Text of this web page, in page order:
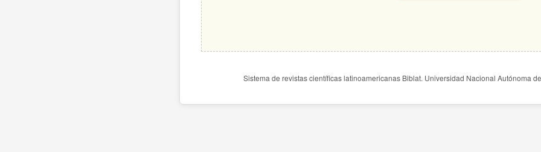
Sistema de revistas científicas latinoamericanas Biblat. Universidad Nacional Autónoma